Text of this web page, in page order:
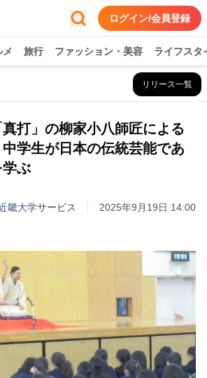
ログイン/会員登録
メ 旅行 ファッション・美容 ライフスタ
リリース一覧
打」の柳家小八師匠による
学生が日本の伝統芸能であ
学ぶ
畿大学サービス 2025年9月19日 14:00